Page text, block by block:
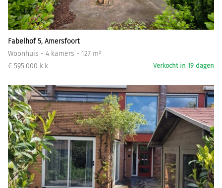
Fabelhof 5, Amersfoort
Woonhuis - 4 kamers - 127 m²
€ 595.000 k.k.
Verkocht in 19 dagen